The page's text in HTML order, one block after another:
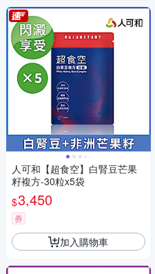
人可和【超食空】白腎豆芒果
籽複方-30粒x5袋
$3,450
券
加入購物車